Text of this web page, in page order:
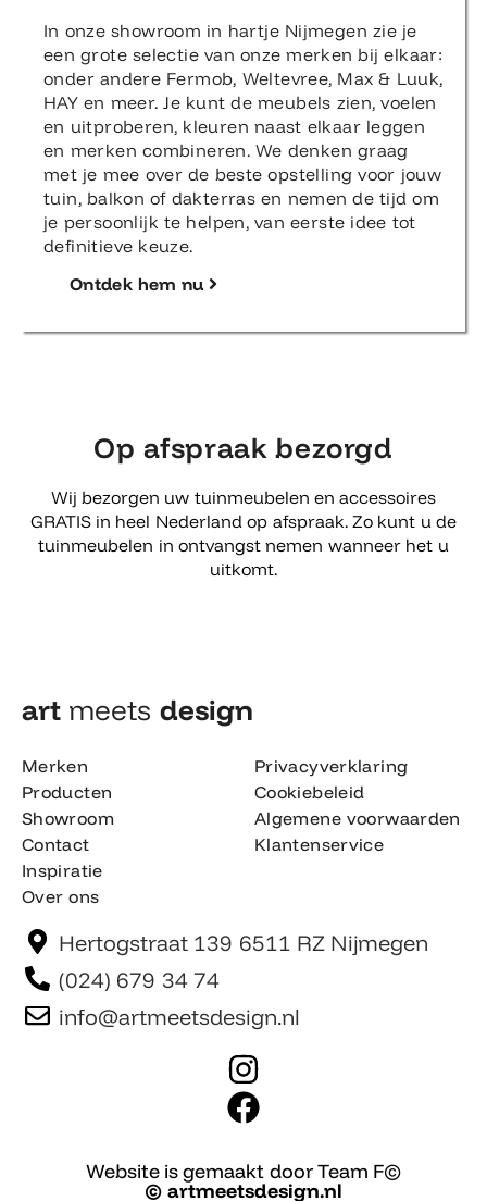
In onze showroom in hartje Nijmegen zie je
een grote selectie van onze merken bij elkaar:
onder andere Fermob, Weltevree, Max & Luuk,
HAY en meer. Je kunt de meubels zien, voelen
en uitproberen, kleuren naast elkaar leggen
en merken combineren. We denken graag
met je mee over de beste opstelling voor jouw
tuin, balkon of dakterras en nemen de tijd om
je persoonlijk te helpen, van eerste idee tot
definitieve keuze.
Ontdek hem nu
Op afspraak bezorgd
Wij bezorgen uw tuinmeubelen en accessoires
GRATIS in heel Nederland op afspraak. Zo kunt u de
tuinmeubelen in ontvangst nemen wanneer het u
uitkomt.
art meets design​
Merken
Producten
Showroom
Contact
Inspiratie
Over ons
Privacyverklaring
Cookiebeleid
Algemene voorwaarden
Klantenservice
Hertogstraat 139 6511 RZ Nijmegen
(024) 679 34 74
info@artmeetsdesign.nl
I
n
s
t
F
c
Website is gemaakt door Team F©
© artmeetsdesign.nl